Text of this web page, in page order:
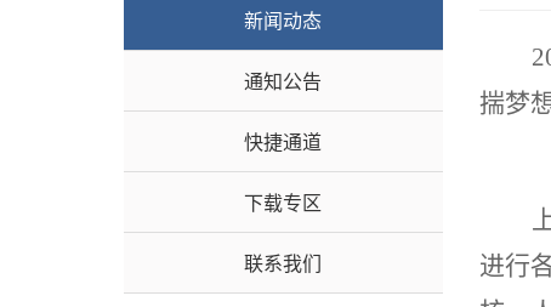
新闻动态
通知公告
快捷通道
下载专区
联系我们
揣梦
进行